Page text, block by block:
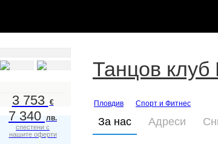
3 753 €
7 340 лв.
спестени с
нашите оферти
Танцов
Пловдив Спорт и Фитнес
За нас Адреси